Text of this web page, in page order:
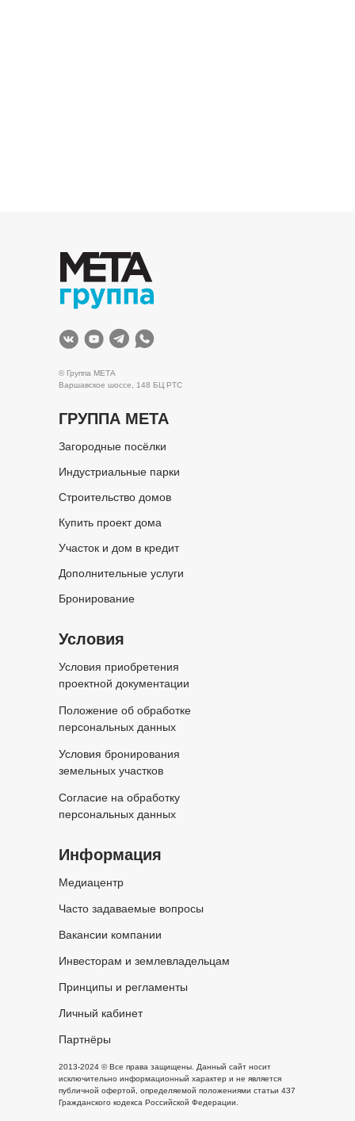
© Группа МЕТА
Варшавское шоссе, 148 БЦ РТС
2013-2024 © Все права защищены. Данный сайт носит
исключительно информационный характер и не является
публичной офертой, определяемой положениями статьи 437
Гражданского кодекса Российской Федерации.
ГРУППА МЕТА
Загородные посёлки
Индустриальные парки
Строительство домов
Купить проект дома
Участок и дом в кредит
Дополнительные услуги
Бронирование
Условия
Информация
Условия приобретения
проектной документации
Медиацентр
Положение об обработке
персональных данных
Часто задаваемые вопросы
Условия бронирования
земельных участков
Вакансии компании
Согласие на обработку
персональных данных
Инвесторам и землевладельцам
Принципы и регламенты
Личный кабинет
Партнёры